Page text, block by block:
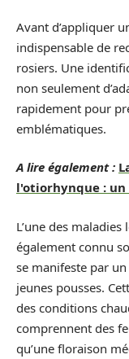
Avant d’appliquer
indispensable de
rosiers. Une
non seulement
rapidement pour
emblématiques.
A lire également :
l'otiorhynque :
L’une des
également connu
se manifeste par
jeunes pousses.
des conditions
comprennent des
qu’une floraison